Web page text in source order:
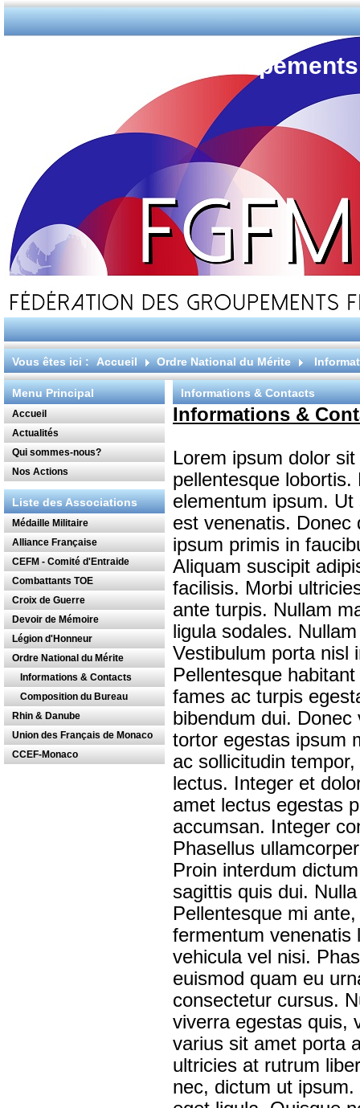
Fédération des
Vous êtes ici : Accueil Ordre National du Mérite
Menu Principal
Accueil
Actualités
Qui sommes-nous?
Nos Actions
Liste des Associations
Médaille Militaire
Alliance Française
CEFM - Comité d'Entraide
Combattants TOE
Croix de Guerre
Devoir de Mémoire
Légion d'Honneur
Ordre National du Mérite
Informations & Contacts
Composition du Bureau
Rhin & Danube
Union des Français de Monaco
CCEF-Monaco
Informations & Contacts
Informations &
Lorem ipsum dolor
pellentesque
elementum ipsum.
est venenatis. Donec
ipsum primis in
Aliquam suscipit
facilisis. Morbi
ante turpis. Nullam
ligula sodales.
Vestibulum porta nisl
Pellentesque
fames ac turpis
bibendum dui.
tortor egestas ipsum
ac sollicitudin
lectus. Integer et
amet lectus egestas
accumsan. Integer
Phasellus
Proin interdum
sagittis quis dui.
Pellentesque mi
fermentum venenatis
vehicula vel nisi.
euismod quam eu
consectetur cursus.
viverra egestas quis,
varius sit amet porta
ultricies at rutrum
nec, dictum ut